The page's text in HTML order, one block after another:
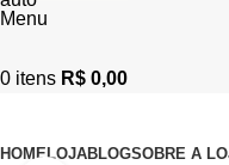
Menu
0 itens R$ 0,00
HOMELOJABLOGSOBRE A